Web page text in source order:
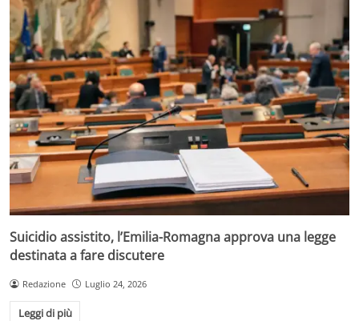
Suicidio assistito, l’Emilia-Romagna approva una legge
destinata a fare discutere
Redazione Luglio 24, 2026
Leggi di più